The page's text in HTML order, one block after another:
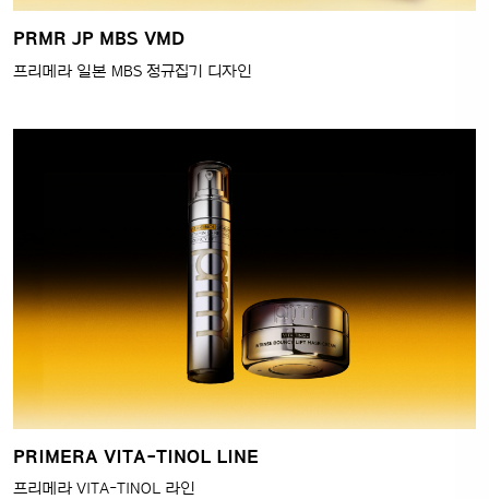
PRMR JP MBS VMD
프리메라 일본 MBS 정규집기 디자인
PRIMERA VITA-TINOL LINE
프리메라 VITA-TINOL 라인